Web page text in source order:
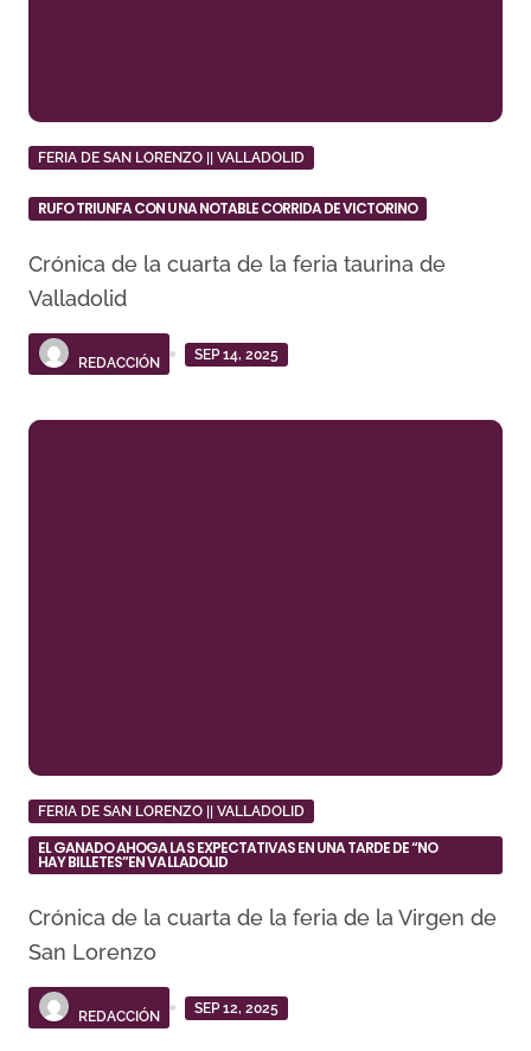
FERIA DE SAN LORENZO || VALLADOLID
RUFO TRIUNFA CON UNA NOTABLE CORRIDA DE VICTORINO
Crónica de la cuarta de la feria taurina de
Valladolid
REDACCIÓN
SEP 14, 2025
FERIA DE SAN LORENZO || VALLADOLID
EL GANADO AHOGA LAS EXPECTATIVAS EN UNA TARDE DE “NO
HAY BILLETES”EN VALLADOLID
Crónica de la cuarta de la feria de la Virgen de
San Lorenzo
REDACCIÓN
SEP 12, 2025